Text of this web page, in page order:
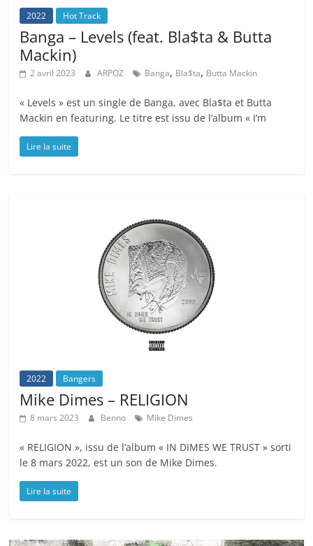
2022 Hot Track
Banga – Levels (feat. Bla$ta & Butta
Mackin)
2 avril 2023 ARPOZ Banga, Bla$ta, Butta Mackin
« Levels » est un single de Banga, avec Bla$ta et Butta
Mackin en featuring. Le titre est issu de l’album « I’m
Lire la suite
2022 Bangers
Mike Dimes – RELIGION
8 mars 2023 Benno Mike Dimes
« RELIGION », issu de l’album « IN DIMES WE TRUST » sorti
le 8 mars 2022, est un son de Mike Dimes.
Lire la suite